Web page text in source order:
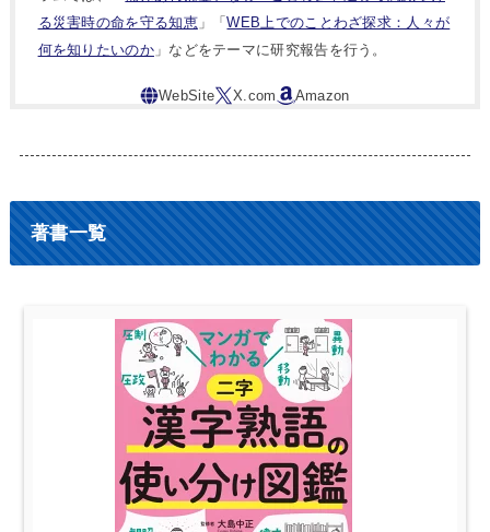
る災害時の命を守る知恵」「WEB上でのことわざ探求：人々が
何を知りたいのか」などをテーマに研究報告を行う。
著書一覧